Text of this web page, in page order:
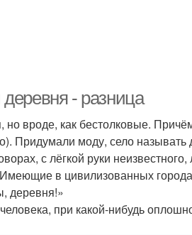
- разница
вроде, как бестолковые.
Придумали моду, село называть
с лёгкой руки
в цивилизованных
деревня!»
при какой-нибудь